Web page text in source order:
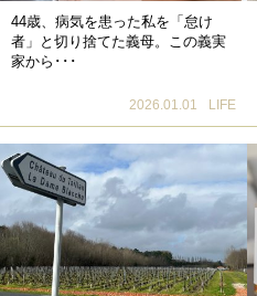
44歳、病気を患った私を「怠け
者」と切り捨てた義母。この義実
家から･･･
2026.01.01 LIFE